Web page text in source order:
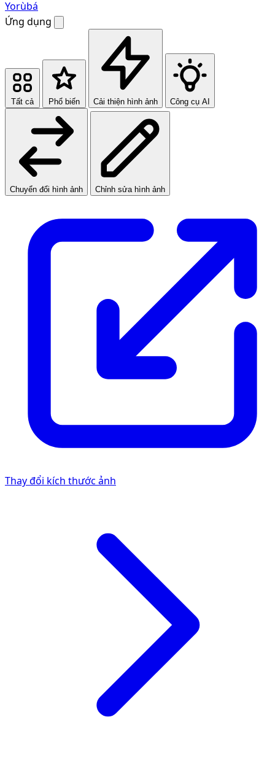
Yorùbá
Ứng dụng
Tất cả Phổ biến Cải thiện hình ảnh Công cụ AI
Chuyển đổi hình ảnh Chỉnh sửa hình ảnh
Thay đổi kích thước ảnh